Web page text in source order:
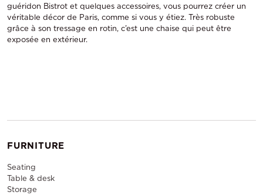
guéridon Bistrot et quelques accessoires, vous pourrez créer un
véritable décor de Paris, comme si vous y étiez. Très robuste
grâce à son tressage en rotin, c’est une chaise qui peut être
exposée en extérieur.
FURNITURE
Seating
Table & desk
Storage